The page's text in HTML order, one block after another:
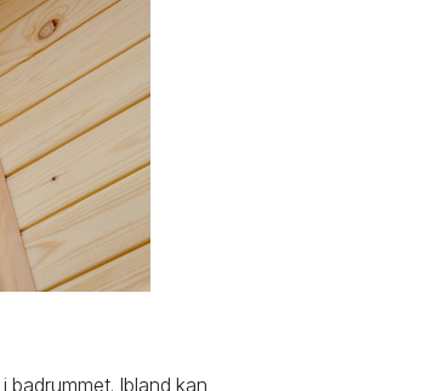
badrummet. Ibland kan